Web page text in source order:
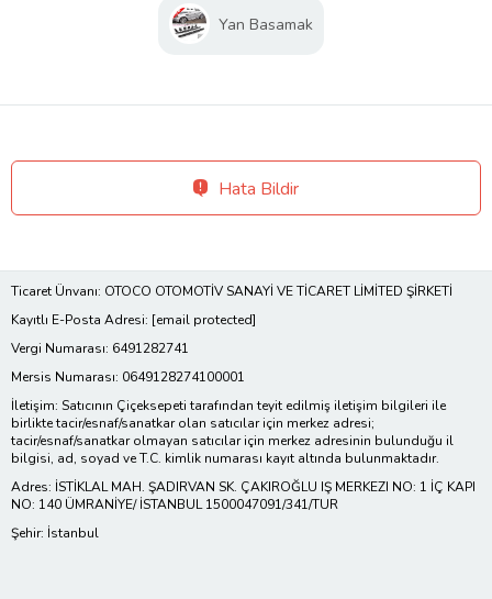
Yan Basamak
Hata Bildir
Ticaret Ünvanı: OTOCO OTOMOTİV SANAYİ VE TİCARET LİMİTED ŞİRKETİ
Kayıtlı E-Posta Adresi: [email protected]
Vergi Numarası: 6491282741
Mersis Numarası: 0649128274100001
İletişim: Satıcının Çiçeksepeti tarafından teyit edilmiş iletişim bilgileri ile
birlikte tacir/esnaf/sanatkar olan satıcılar için merkez adresi;
tacir/esnaf/sanatkar olmayan satıcılar için merkez adresinin bulunduğu il
bilgisi, ad, soyad ve T.C. kimlik numarası kayıt altında bulunmaktadır.
Adres: İSTİKLAL MAH. ŞADIRVAN SK. ÇAKIROĞLU IŞ MERKEZI NO: 1 İÇ KAPI
NO: 140 ÜMRANİYE/ İSTANBUL 1500047091/341/TUR
Şehir: İstanbul